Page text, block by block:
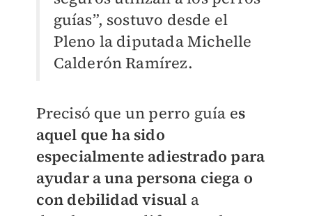
guías”, sostuvo desde el
Pleno la diputada Michelle
Calderón Ramírez.
Precisó que un perro guía es
aquel que ha sido
especialmente adiestrado para
ayudar a una persona ciega o
con debilidad visual a